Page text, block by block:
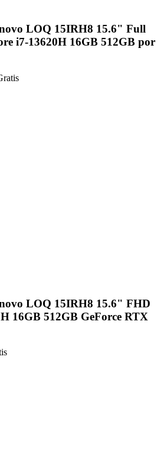
LOQ 15IRH8 15.6" Full
i7-13620H 16GB 512GB por
LOQ 15IRH8 15.6" FHD
16GB 512GB GeForce RTX